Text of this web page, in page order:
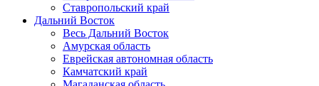
Ставропольский край
Дальний Восток
Весь Дальний Восток
Амурская область
Еврейская автономная область
Камчатский край